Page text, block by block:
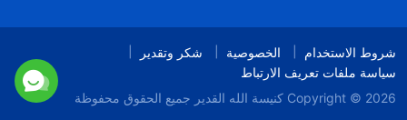
شروط الاستخدام الخصوصية
شكر وتقدير
سياسة ملفات تعريف الارتباط
Copyright © 2026 كنيسة الله القدير جميع الحقوق محفوظة